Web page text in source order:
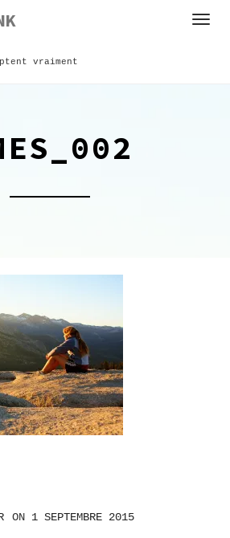
vraiment
ON 1 SEPTEMBRE 2015